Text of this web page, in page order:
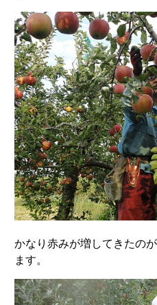
かなり赤みが増してきたの
ます。